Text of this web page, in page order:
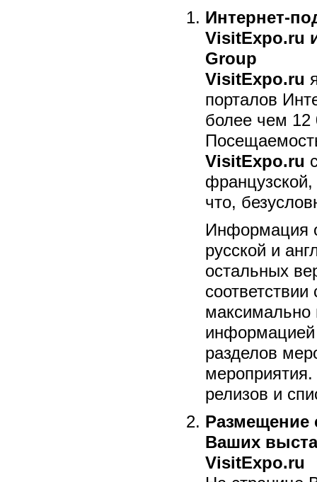
Интернет-
VisitExpo.ru
Group
VisitExpo.ru
порталов
более чем 12
VisitExpo.ru
французской,
что,
Информация
русской и
остальных
максимально
разделов
релизов и
Размещение
Ваших
VisitExpo.ru